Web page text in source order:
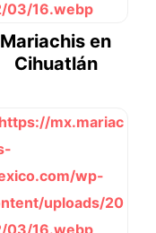
Mariachis en
Cihuatlán